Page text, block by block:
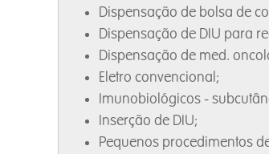
Dispensação de bolsa de
Dispensação de DIU para
Dispensação de med.
Eletro convencional;
Imunobiológicos -
Inserção de DIU;
Pequenos procedimentos